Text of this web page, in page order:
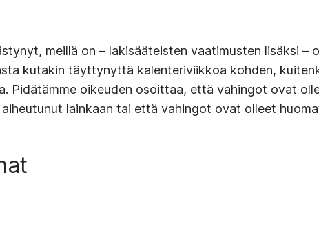
meillä on – lakisääteisten vaatimusten lisäksi –
kutakin täyttynyttä kalenteriviikkoa kohden,
Pidätämme oikeuden osoittaa, että vahingot ovat
lainkaan tai että vahingot ovat olleet